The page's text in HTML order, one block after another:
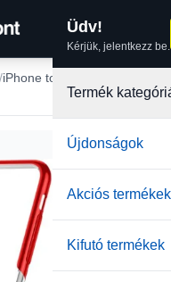
Üdv!
Kérjük, jelentkezz be.
Termék
Újdonságok
Akciós termékek
Kifutó termékek
iPhone tokok